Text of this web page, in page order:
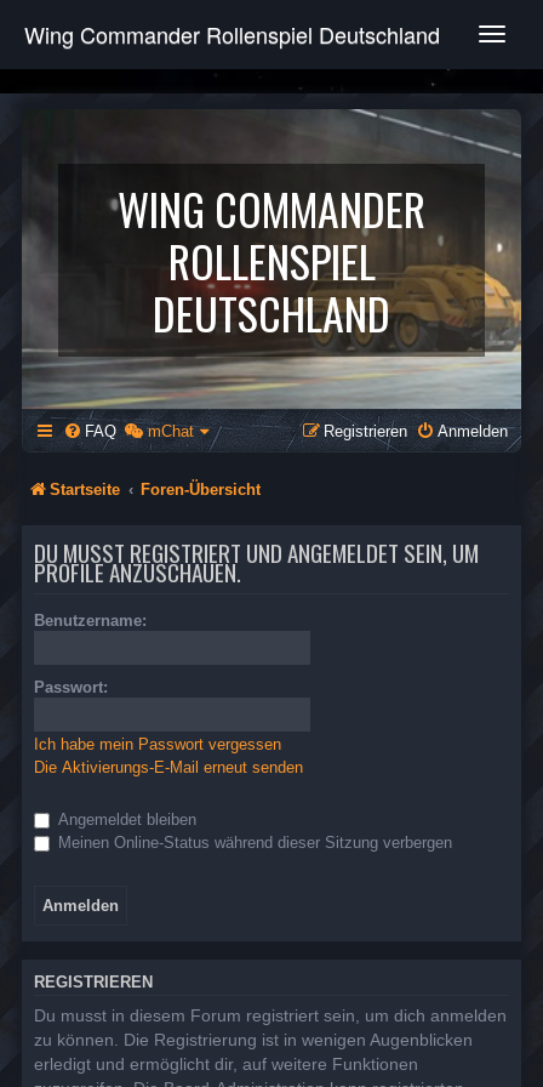
T
g
e
v
g
a
t
i
o
n
Wing Commander Rollenspiel Deutschland
WING COMMANDER
ROLLENSPIEL
DEUTSCHLAND
FAQ mChat Anmelden
Registrieren
Startseite Foren-Übersicht
DU MUSST REGISTRIERT UND ANGEMELDET SEIN, UM
PROFILE ANZUSCHAUEN.
Benutzername:
Passwort:
Ich habe mein Passwort vergessen
Die Aktivierungs-E-Mail erneut senden
Angemeldet bleiben
Meinen Online-Status während dieser Sitzung verbergen
REGISTRIEREN
Du musst in diesem Forum registriert sein, um dich anmelden
zu können. Die Registrierung ist in wenigen Augenblicken
erledigt und ermöglicht dir, auf weitere Funktionen